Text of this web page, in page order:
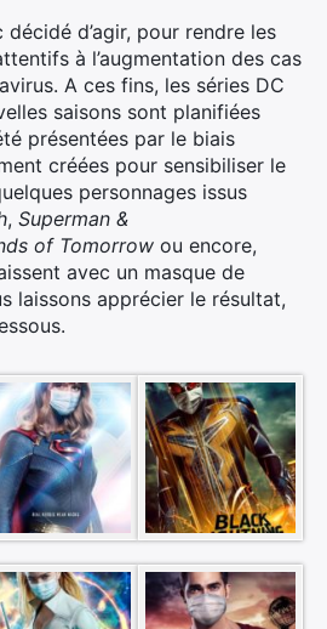
d’agir, pour rendre les
à l’augmentation des cas
A ces fins, les séries DC
saisons sont planifiées
présentées par le biais
créées pour sensibiliser le
personnages issus
, Superman &
of Tomorrow ou encore,
avec un masque de
laissons apprécier le résultat,